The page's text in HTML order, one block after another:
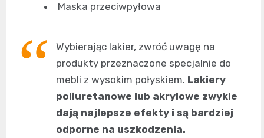
Maska przeciwpyłowa
Wybierając lakier, zwróć uwagę na
produkty przeznaczone specjalnie do
mebli z wysokim połyskiem. Lakiery
poliuretanowe lub akrylowe zwykle
dają najlepsze efekty i są bardziej
odporne na uszkodzenia.